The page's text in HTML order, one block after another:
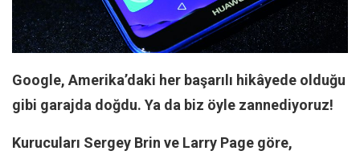
Facebook
Instagram
Editörden
Kemal Özer
Google, Amerika’daki her başarılı hikâyede olduğu
gibi garajda doğdu. Ya da biz öyle zannediyoruz!
Kurucuları Sergey Brin ve Larry Page göre,